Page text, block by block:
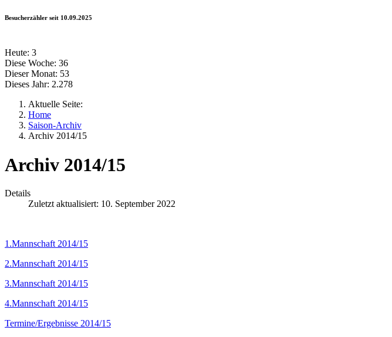
Besucherzähler seit 10.09.2025
Heute: 3
Diese Woche: 36
Dieser Monat: 53
Dieses Jahr: 2.278
Aktuelle Seite:
Home
Saison-Archiv
Archiv 2014/15
Archiv 2014/15
Details
Zuletzt aktualisiert: 10. September 2022
1.Mannschaft 2014/15
2.Mannschaft 2014/15
3.Mannschaft 2014/15
4.Mannschaft 2014/15
Termine/Ergebnisse 2014/15